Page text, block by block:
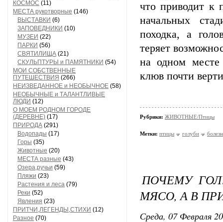
КОСМОС (11)
МЕСТА рукотворные (146)
ВЫСТАВКИ (6)
ЗАПОВЕДНИКИ (10)
МУЗЕИ (22)
ПАРКИ (56)
СВЯТИЛИЩА (21)
СКУЛЬПТУРЫ и ПАМЯТНИКИ (54)
МОИ СОБСТВЕННЫЕ
ПУТЕШЕСТВИЯ (266)
НЕИЗВЕДАННОЕ и НЕОБЫЧНОЕ (58)
НЕОБЫЧНЫЕ и ТАЛАНТЛИВЫЕ
ЛЮДИ (12)
О МОЕМ РОДНОМ ГОРОДЕ
(ДЕРЕВНЕ) (17)
ПРИРОДА (291)
Водопады (17)
Горы (35)
Животные (20)
МЕСТА разные (43)
Озера,ручьи (59)
Пляжи (23)
Растения и леса (79)
Реки (52)
Явления (23)
ПРИТЧИ,ЛЕГЕНДЫ,СТИХИ (12)
Разное (70)
что приводит к
начальных
походка, а
теряет
на одном месте
клюв почти
Рубрики: ЖИВОТНЫЕ/Птицы
Метки: птицы голуби
ПОЧЕМУ
МЯСО, А В
Среда, 07 Февраля